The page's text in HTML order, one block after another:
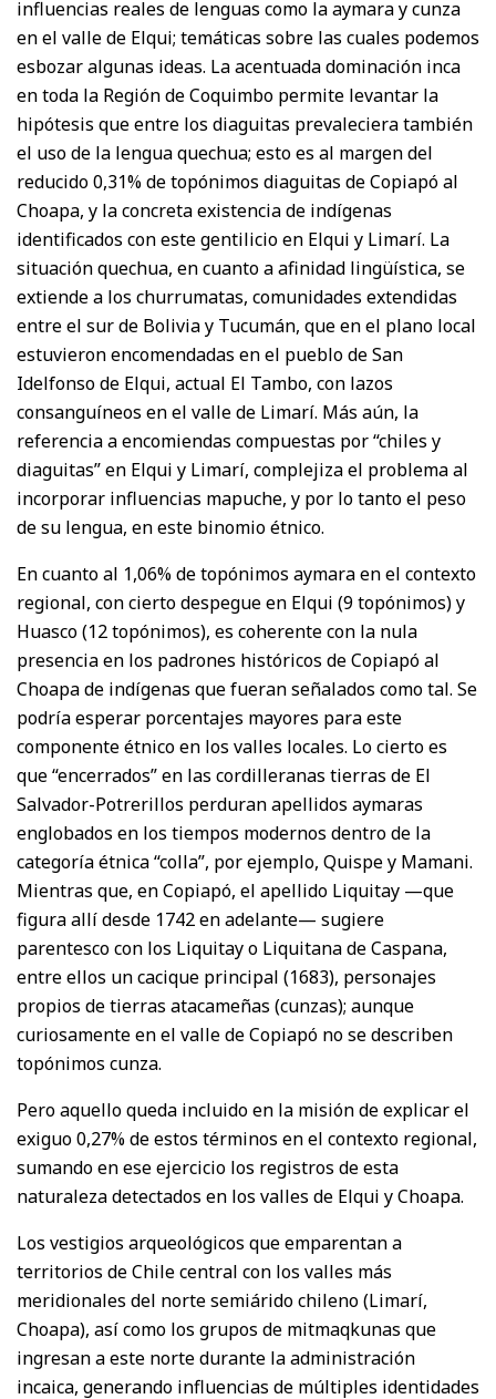
influencias reales de lenguas como la aymara y cunza
en el valle de Elqui; temáticas sobre las cuales podemos
esbozar algunas ideas. La acentuada dominación inca
en toda la Región de Coquimbo permite levantar la
hipótesis que entre los diaguitas prevaleciera también
el uso de la lengua quechua; esto es al margen del
reducido 0,31% de topónimos diaguitas de Copiapó al
Choapa, y la concreta existencia de indígenas
identificados con este gentilicio en Elqui y Limarí. La
situación quechua, en cuanto a afinidad lingüística, se
extiende a los churrumatas, comunidades extendidas
entre el sur de Bolivia y Tucumán, que en el plano local
estuvieron encomendadas en el pueblo de San
Idelfonso de Elqui, actual El Tambo, con lazos
consanguíneos en el valle de Limarí. Más aún, la
referencia a encomiendas compuestas por “chiles y
diaguitas” en Elqui y Limarí, complejiza el problema al
incorporar influencias mapuche, y por lo tanto el peso
de su lengua, en este binomio étnico.
En cuanto al 1,06% de topónimos aymara en el contexto
regional, con cierto despegue en Elqui (9 topónimos) y
Huasco (12 topónimos), es coherente con la nula
presencia en los padrones históricos de Copiapó al
Choapa de indígenas que fueran señalados como tal. Se
podría esperar porcentajes mayores para este
componente étnico en los valles locales. Lo cierto es
que “encerrados” en las cordilleranas tierras de El
Salvador-Potrerillos perduran apellidos aymaras
englobados en los tiempos modernos dentro de la
categoría étnica “colla”, por ejemplo, Quispe y Mamani.
Mientras que, en Copiapó, el apellido Liquitay —que
figura allí desde 1742 en adelante— sugiere
parentesco con los Liquitay o Liquitana de Caspana,
entre ellos un cacique principal (1683), personajes
propios de tierras atacameñas (cunzas); aunque
curiosamente en el valle de Copiapó no se describen
topónimos cunza.
Pero aquello queda incluido en la misión de explicar el
exiguo 0,27% de estos términos en el contexto regional,
sumando en ese ejercicio los registros de esta
naturaleza detectados en los valles de Elqui y Choapa.
Los vestigios arqueológicos que emparentan a
territorios de Chile central con los valles más
meridionales del norte semiárido chileno (Limarí,
Choapa), así como los grupos de mitmaqkunas que
ingresan a este norte durante la administración
incaica, generando influencias de múltiples identidades